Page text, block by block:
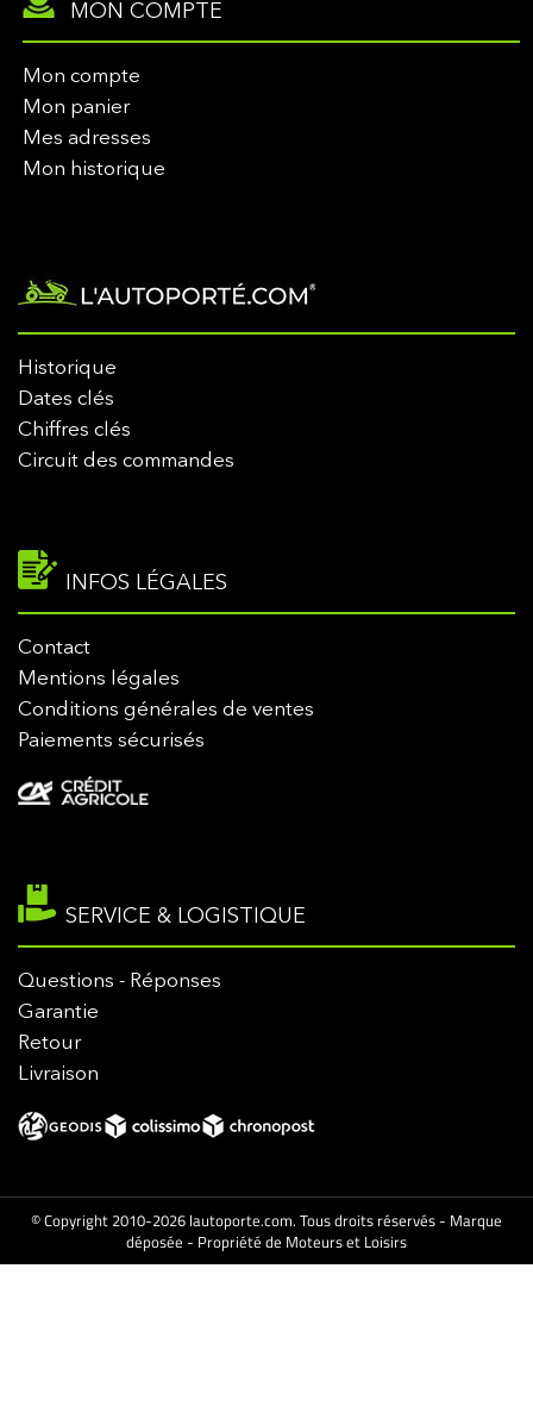
MON COMPTE
Mon compte
Mon panier
Mes adresses
Mon historique
Historique
Dates clés
Chiffres clés
Circuit des commandes
INFOS LÉGALES
Contact
Mentions légales
Conditions générales de ventes
Paiements sécurisés
SERVICE & LOGISTIQUE
Questions - Réponses
Garantie
Retour
Livraison
© Copyright 2010-2026 lautoporte.com. Tous droits réservés - Marque
déposée - Propriété de Moteurs et Loisirs